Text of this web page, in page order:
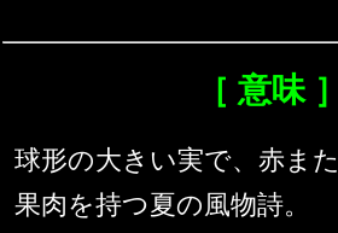
［ 意味 ］
球形の大きい実で、赤ま
果肉を持つ夏の風物詩。